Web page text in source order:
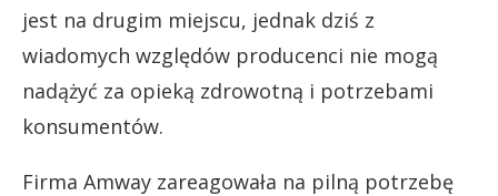
jest na drugim miejscu, jednak dziś z
wiadomych względów producenci nie mogą
nadążyć za opieką zdrowotną i potrzebami
konsumentów.
Firma Amway zareagowała na pilną potrzebę